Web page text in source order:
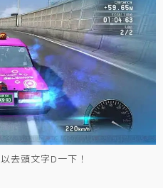
去頭文字D一下！